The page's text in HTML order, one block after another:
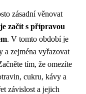
zásadní věnovat
začít s přípravou
. V tomto období je
a zejména vyřazovat
tím, že omezíte
cukru, kávy a
závislost a jejich